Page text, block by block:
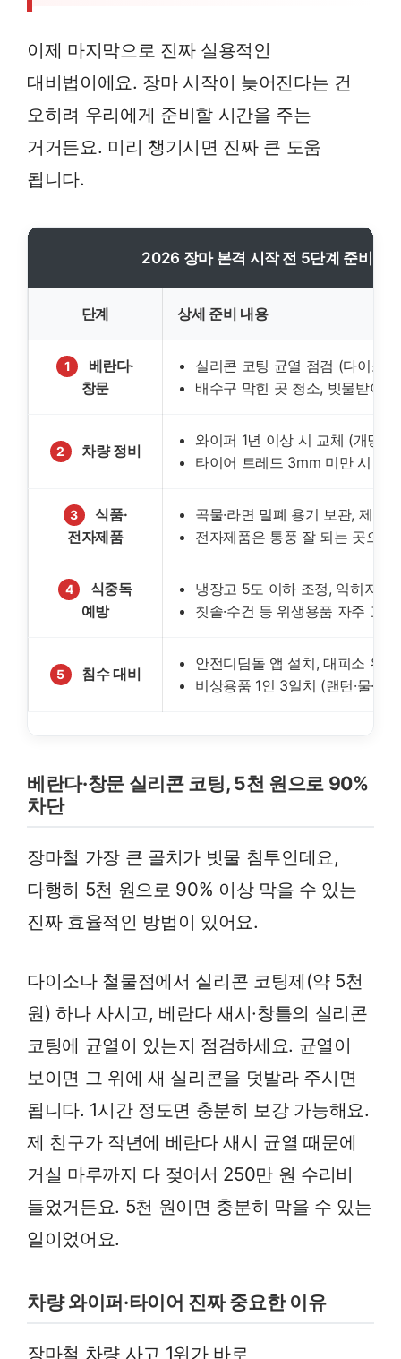
이제 마지막으로 진짜 실용적인
대비법이에요. 장마 시작이 늦어진다는 건
오히려 우리에게 준비할 시간을 주는
거거든요. 미리 챙기시면 진짜 큰 도움
됩니다.
2026 장마 본격 시작 전 5단계 준비 체
단계 상세 준비 내용
1
베란다·
창문
실리콘 코팅 균열 점검 (다이소
배수구 막힌 곳 청소, 빗물받이
2 차량 정비
와이퍼 1년 이상 시 교체 (개당
타이어 트레드 3mm 미만 시 교
3
식품·
전자제품
곡물·라면 밀폐 용기 보관, 제습
전자제품은 통풍 잘 되는 곳으로
4
식중독
예방
냉장고 5도 이하 조정, 익히지 않
칫솔·수건 등 위생용품 자주 교체
5 침수 대비
안전디딤돌 앱 설치, 대피소 위
비상용품 1인 3일치 (랜턴·물·식
베란다·창문 실리콘 코팅, 5천 원으로 90%
차단
장마철 가장 큰 골치가 빗물 침투인데요,
다행히 5천 원으로 90% 이상 막을 수 있는
진짜 효율적인 방법이 있어요.
다이소나 철물점에서 실리콘 코팅제(약 5천
원) 하나 사시고, 베란다 새시·창틀의 실리콘
코팅에 균열이 있는지 점검하세요. 균열이
보이면 그 위에 새 실리콘을 덧발라 주시면
됩니다. 1시간 정도면 충분히 보강 가능해요.
제 친구가 작년에 베란다 새시 균열 때문에
거실 마루까지 다 젖어서 250만 원 수리비
들었거든요. 5천 원이면 충분히 막을 수 있는
일이었어요.
차량 와이퍼·타이어 진짜 중요한 이유
장마철 차량 사고 1위가 바로